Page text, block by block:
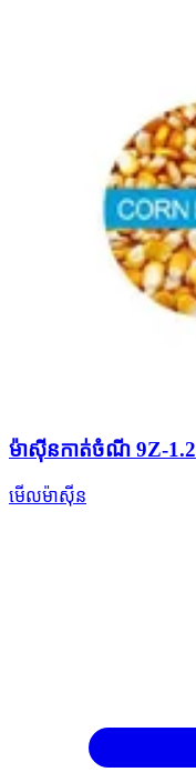
ម៉ាស៊ីនកាត់ចំណី 9Z-1.2
មើលម៉ាស៊ីន